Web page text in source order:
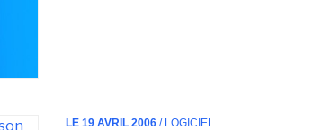
LE 19 AVRIL 2006 / LOGICIEL